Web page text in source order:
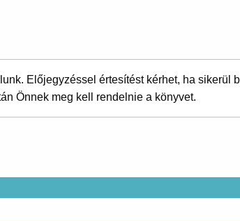
Előjegyzéssel értesítést kérhet, ha sikerül
Önnek meg kell rendelnie a könyvet.